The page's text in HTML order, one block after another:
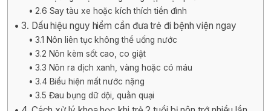
2.6 Say tàu xe hoặc kích thích tiền đình
3. Dấu hiệu nguy hiểm cần đưa trẻ đi bệnh viện ngay
3.1 Nôn liên tục không thể uống nước
3.2 Nôn kèm sốt cao, co giật
3.3 Nôn ra dịch xanh, vàng hoặc có máu
3.4 Biểu hiện mất nước nặng
3.5 Đau bụng dữ dội, quằn quại